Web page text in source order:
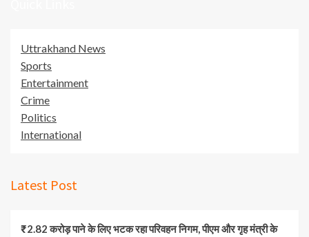
Uttrakhand News
Sports
Entertainment
Crime
Politics
International
Latest Post
₹2.82 करोड़ पाने के लिए भटक रहा परिवहन निगम, पीएम और गृह मंत्री के